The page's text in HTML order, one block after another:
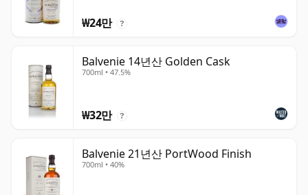
₩24만 ?
Balvenie 14년산 Golden Cask
700ml • 47.5%
₩32만 ?
Balvenie 21년산 PortWood Finish
700ml • 40%